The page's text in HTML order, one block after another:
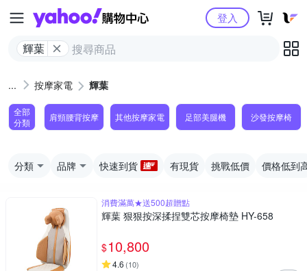
Yahoo購物中心
輝葉
登入
按摩家電 輝葉
全部
分類
肩頸腰背按摩 其他按摩家電 足部美腿機 沙發按摩椅
分類 品牌 快速到貨 有現貨 挑戰低價 價格低到
消費滿萬★送500超贈點
輝葉 狠狠按深揉捏雙芯按摩椅墊 HY-658
$10,800
4.6 (10)